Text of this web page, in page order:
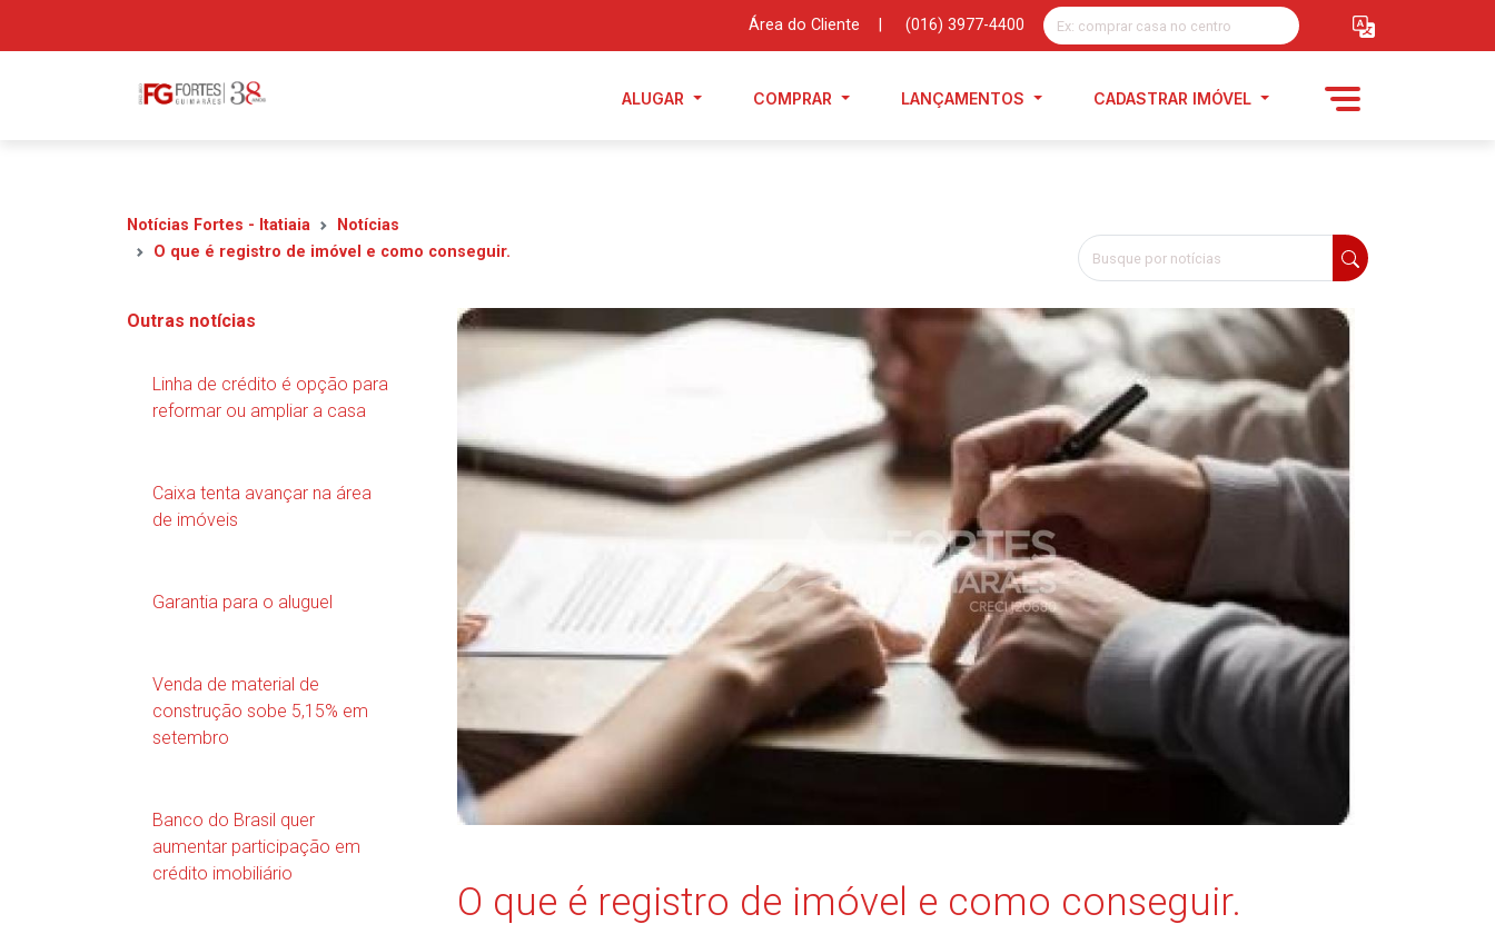
Área do Cliente (016) 3977-4400
ALUGAR COMPRAR LANÇAMENTOS CADASTRAR IMÓVEL
Notícias Fortes - Itatiaia
Notícias
O que é registro de imóvel e como conseguir.
Outras notícias
Linha de crédito é opção para
reformar ou ampliar a casa
Caixa tenta avançar na área
de imóveis
Garantia para o aluguel
Venda de material de
construção sobe 5,15% em
setembro
Banco do Brasil quer
aumentar participação em
crédito imobiliário
O que é registro de imóvel e como conseguir.